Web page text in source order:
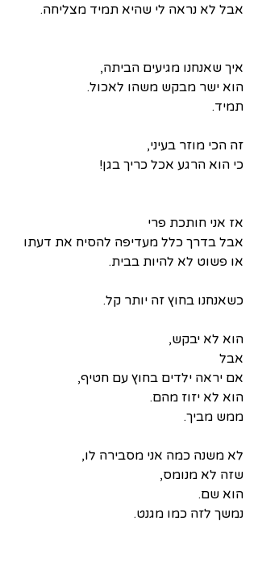
אבל לא נראה לי שהיא תמיד מצליחה.
איך שאנחנו מגיעים הביתה,
הוא ישר מבקש משהו לאכול.
תמיד.
זה הכי מוזר בעיני,
כי הוא הרגע אכל כריך בגן!
אז אני חותכת פרי
אבל בדרך כלל מעדיפה להסיח את דעתו
או פשוט לא להיות בבית.
כשאנחנו בחוץ זה יותר קל.
הוא לא יבקש,
אבל
אם יראה ילדים בחוץ עם חטיף,
הוא לא יזוז מהם.
ממש מביך.
לא משנה כמה אני מסבירה לו,
שזה לא מנומס,
הוא שם.
נמשך לזה כמו מגנט.